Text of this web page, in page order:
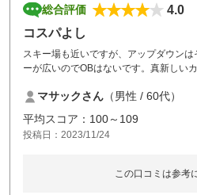
総合評価
4.0
コスパよし
スキー場も近いですが、アップダウン
ーが広いのでOBはないです。真新しい
にもヤード表示ありません。27ホール
す、
全体的にはコスパ良いコースです。
マサックさん （男性 / 60代）
平均スコア：100～109
投稿日：2023/11/24
この口コミは参考